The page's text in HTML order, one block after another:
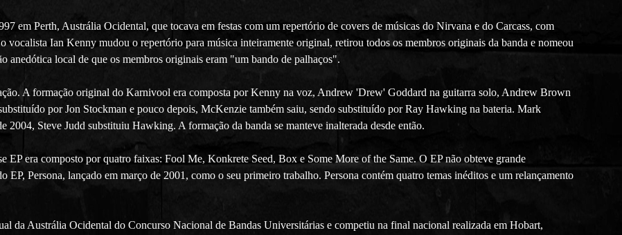
em Perth, Austrália Ocidental, que tocava em festas com um repertório de covers de músicas do Nirvana e do Carcass, com
vocalista Ian Kenny mudou o repertório para música inteiramente original, retirou todos os membros originais da banda e nomeou
anedótica local de que os membros originais eram "um bando de palhaços".
A formação original do Karnivool era composta por Kenny na voz, Andrew 'Drew' Goddard na guitarra solo, Andrew Brown
por Jon Stockman e pouco depois, McKenzie também saiu, sendo substituído por Ray Hawking na bateria. Mark
Steve Judd substituiu Hawking. A formação da banda se manteve inalterada desde então.
EP era composto por quatro faixas: Fool Me, Konkrete Seed, Box e Some More of the Same. O EP não obteve grande
EP, Persona, lançado em março de 2001, como o seu primeiro trabalho. Persona contém quatro temas inéditos e um relançamento
da Austrália Ocidental do Concurso Nacional de Bandas Universitárias e competiu na final nacional realizada em Hobart,